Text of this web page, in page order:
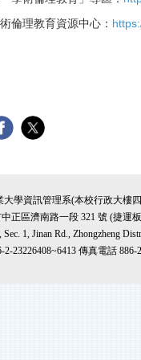
倫理教育資源中心：
大學資訊管理系(本校行政大樓
中正區濟南路一段 321 號 (捷運
1, Jinan Rd., Zhongzheng
2-23226408~6413 傳真電話 886-